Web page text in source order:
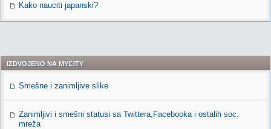
Kako nauciti japanski?
IZDVOJENO NA MYCITY
Smešne i zanimljive slike
Zanimljivi i smešni statusi sa Twittera,Facebooka i ostalih soc.
mreža